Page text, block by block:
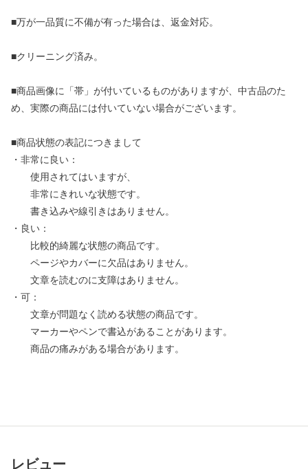
■万が一品質に不備が有った場合は、返金対応。
■クリーニング済み。
■商品画像に「帯」が付いているものがありますが、中古品のた
め、実際の商品には付いていない場合がございます。
■商品状態の表記につきまして
・非常に良い：
使用されてはいますが、
非常にきれいな状態です。
書き込みや線引きはありません。
・良い：
比較的綺麗な状態の商品です。
ページやカバーに欠品はありません。
文章を読むのに支障はありません。
・可：
文章が問題なく読める状態の商品です。
マーカーやペンで書込があることがあります。
商品の痛みがある場合があります。
レビュー